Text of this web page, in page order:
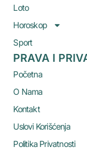
Loto
Horoskop
Sport
PRAVA I
Početna
O Nama
Kontakt
Uslovi Korišćenja
Politika Privatnosti